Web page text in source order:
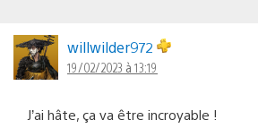
willwilder972
19/02/2023 à 13:19
J’ai hâte, ça va être incroyable !